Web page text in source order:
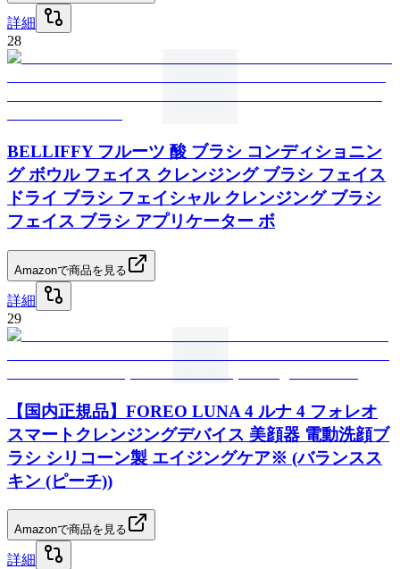
詳細
28
BELLIFFY フルーツ 酸 ブラシ コンディショニン
グ ボウル フェイス クレンジング ブラシ フェイス
ドライ ブラシ フェイシャル クレンジング ブラシ
フェイス ブラシ アプリケーター ボ
Amazonで商品を見る
詳細
29
【国内正規品】FOREO LUNA 4 ルナ 4 フォレオ
スマートクレンジングデバイス 美顔器 電動洗顔ブ
ラシ シリコーン製 エイジングケア※ (バランスス
キン (ピーチ))
Amazonで商品を見る
詳細